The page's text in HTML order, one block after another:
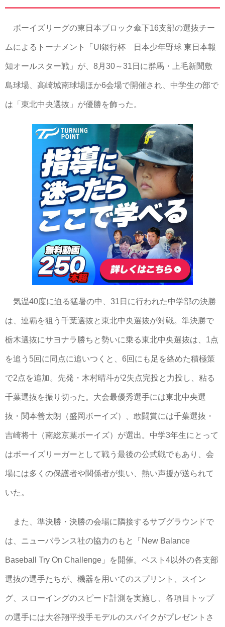
ボーイズリーグの東日本ブロック傘下16支部の選抜チー
ムによるトーナメント「UI銀行杯 日本少年野球 東日本報
知オールスター戦」が、8月30～31日に群馬・上毛新聞敷
島球場、高崎城南球場ほか6会場で開催され、中学生の部で
は「東北中央選抜」が優勝を飾った。
気温40度に迫る猛暑の中、31日に行われた中学部の決勝
は、連覇を狙う千葉選抜と東北中央選抜が対戦。準決勝で
栃木選抜にサヨナラ勝ちと勢いに乗る東北中央選抜は、1点
を追う5回に同点に追いつくと、6回にも足を絡めた積極策
で2点を追加。先発・木村晴斗が2失点完投と力投し、粘る
千葉選抜を振り切った。大会最優秀選手には東北中央選
抜・関本善太朗（盛岡ボーイズ）、敢闘賞には千葉選抜・
吉崎将十（南総京葉ボーイズ）が選出。中学3年生にとって
はボーイズリーガーとして戦う最後の公式戦でもあり、会
場には多くの保護者や関係者が集い、熱い声援が送られて
いた。
また、準決勝・決勝の会場に隣接するサブグラウンドで
は、ニューバランス社の協力のもと「New Balance
Baseball Try On Challenge」を開催。ベスト4以外の各支部
選抜の選手たちが、機器を用いてのスプリント、スイン
グ、スローイングのスピード計測を実施し、各項目トップ
の選手には大谷翔平投手モデルのスパイクがプレゼントさ